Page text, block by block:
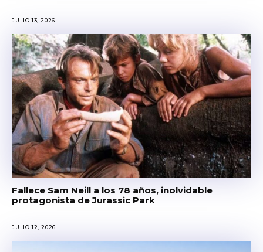
JULIO 13, 2026
Fallece Sam Neill a los 78 años, inolvidable
protagonista de Jurassic Park
JULIO 12, 2026